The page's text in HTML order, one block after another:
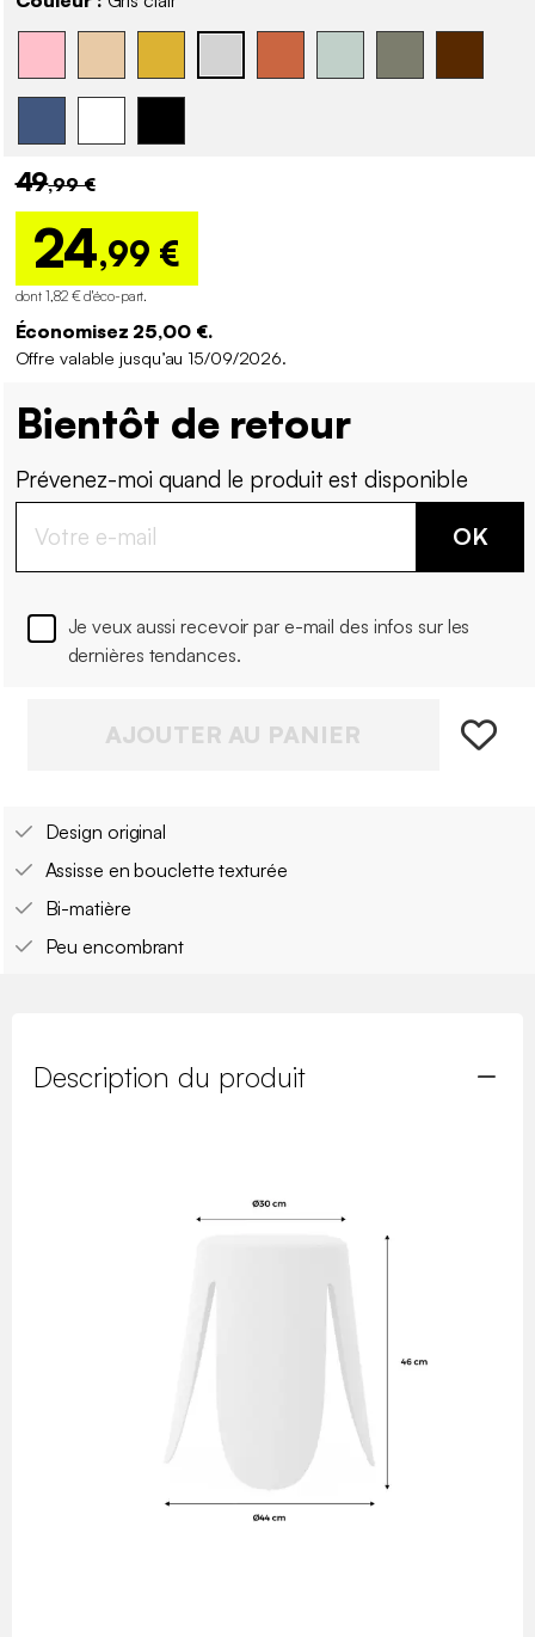
49,99 €
24,99 €
dont 1,82 € d'éco-part.
Économisez 25,00 €.
Offre valable jusqu’au 15/09/2026.
Bientôt de retour
Prévenez-moi quand le produit est disponible
OK
Je veux aussi recevoir par e-mail des infos sur les
dernières tendances.
AJOUTER AU PANIER
Design original
Assisse en bouclette texturée
Bi-matière
Peu encombrant
Description du produit